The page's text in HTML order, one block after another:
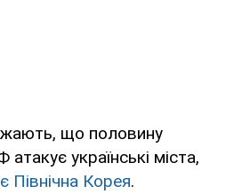
що половину
українські міста,
Північна Корея.